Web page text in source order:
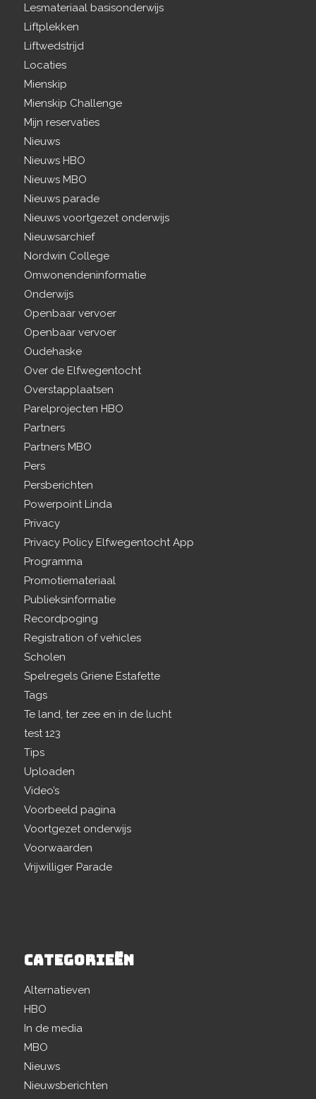
Lesmateriaal basisonderwijs
Liftplekken
Liftwedstrijd
Locaties
Mienskip
Mienskip Challenge
Mijn reservaties
Nieuws
Nieuws HBO
Nieuws MBO
Nieuws parade
Nieuws voortgezet onderwijs
Nieuwsarchief
Nordwin College
Omwonendeninformatie
Onderwijs
Openbaar vervoer
Openbaar vervoer
Oudehaske
Over de Elfwegentocht
Overstapplaatsen
Parelprojecten HBO
Partners
Partners MBO
Pers
Persberichten
Powerpoint Linda
Privacy
Privacy Policy Elfwegentocht App
Programma
Promotiemateriaal
Publieksinformatie
Recordpoging
Registration of vehicles
Scholen
Spelregels Griene Estafette
Tags
Te land, ter zee en in de lucht
test 123
Tips
Uploaden
Video’s
Voorbeeld pagina
Voortgezet onderwijs
Voorwaarden
Vrijwilliger Parade
CATEGORIEËN
Alternatieven
HBO
In de media
MBO
Nieuws
Nieuwsberichten